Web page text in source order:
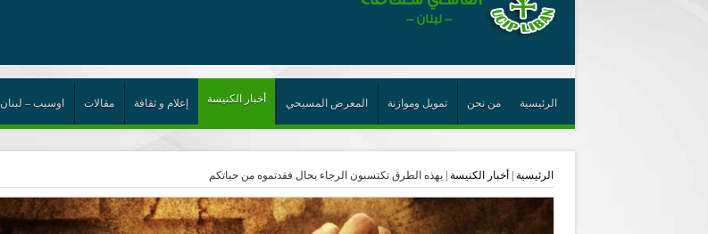
احتفالات عيد القديس شربل تتواصل في بقاعكفرا…
الأعجوبة في المسيحيّة: معنًى وحدًّا
من يختصر الله يجعل الدين خطرًا
أيّ عيش مشترك نريد؟
الرئيسية من نحن تمويل وموازنة المعرض المسيحي أخبار الكنيسة إعلام و ثقافة مقالات اوسيب – لبنان
الرئيسية أخبار الكنيسة |بهذه الطرق تكتسبون الرجاء بحال فقدتموه من حياتكم